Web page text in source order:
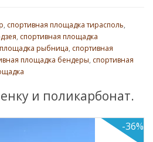
, спортивная площадка тирасполь,
, спортивная площадка
рыбница, спортивная
площадка бендеры, спортивная
и поликарбонат.
-36%